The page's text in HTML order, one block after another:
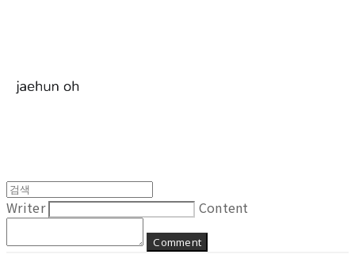
Writer Content
Comment